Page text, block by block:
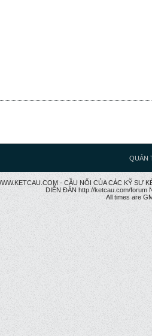
QUẢN
- CẦU NỐI CỦA CÁC KỸ SƯ
DIỄN ĐÀN http://ketcau.com/forum
All times are